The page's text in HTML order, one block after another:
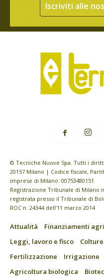
Iscriviti alle
© Tecniche Nuove Spa. Tutti i
20157 Milano | Codice fiscale,
imprese di Milano: 00753480151
Registrazione Tribunale di Milano
registrata presso il Tribunale di
ROC n. 24344 dell’11 marzo 2014
Attualità Finanziamenti
Leggi, lavoro e fisco
Colture
Fertilizzazione
Irrigazione
Agricoltura biologica